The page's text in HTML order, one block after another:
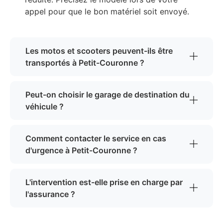
appel pour que le bon matériel soit envoyé.
Les motos et scooters peuvent-ils être
transportés à Petit-Couronne ?
Peut-on choisir le garage de destination du
véhicule ?
Comment contacter le service en cas
d'urgence à Petit-Couronne ?
L'intervention est-elle prise en charge par
l'assurance ?